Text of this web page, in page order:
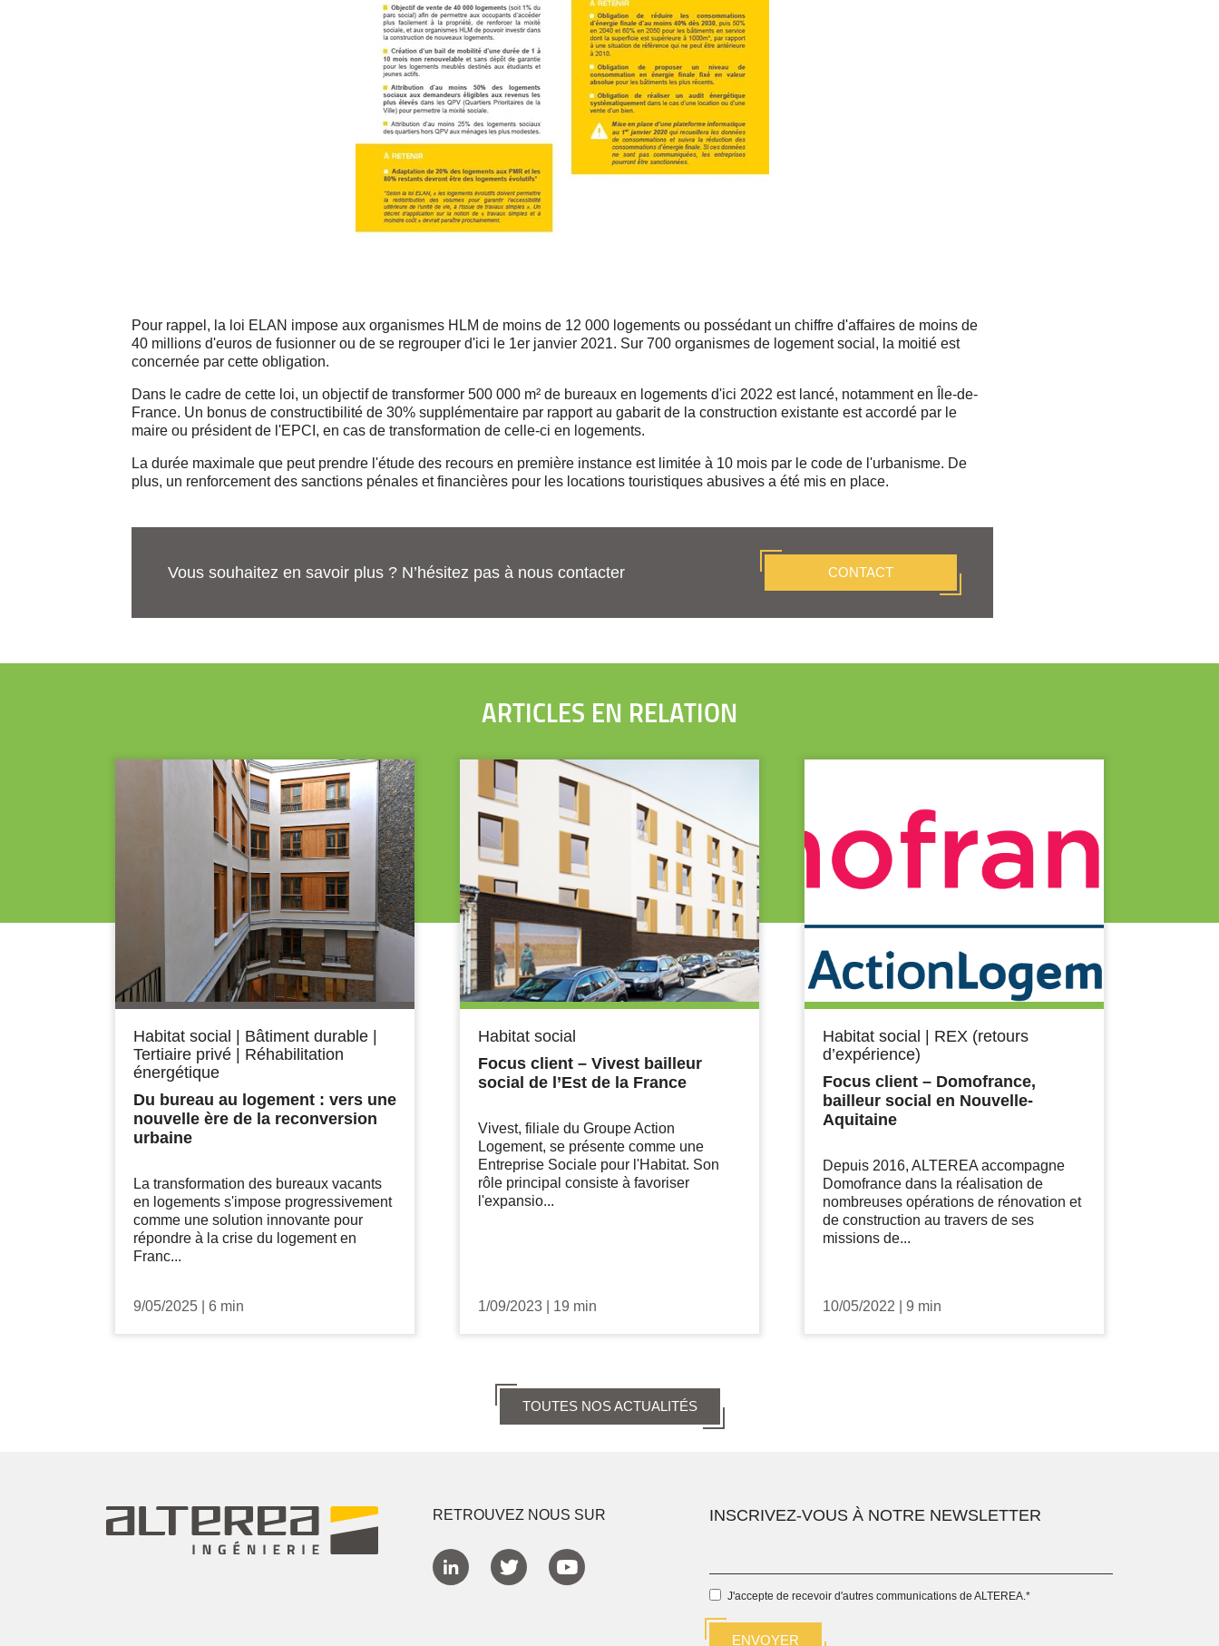
Pour rappel, la loi ELAN impose aux organismes HLM de moins de 12 000 logements ou possédant un chiffre d'affaires de moins de
40 millions d'euros de fusionner ou de se regrouper d'ici le 1er janvier 2021. Sur 700 organismes de logement social, la moitié est
concernée par cette obligation.
Dans le cadre de cette loi, un objectif de transformer 500 000 m² de bureaux en logements d'ici 2022 est lancé, notamment en Île-de-
France. Un bonus de constructibilité de 30% supplémentaire par rapport au gabarit de la construction existante est accordé par le
maire ou président de l'EPCI, en cas de transformation de celle-ci en logements.
La durée maximale que peut prendre l'étude des recours en première instance est limitée à 10 mois par le code de l'urbanisme. De
plus, un renforcement des sanctions pénales et financières pour les locations touristiques abusives a été mis en place.
Vous souhaitez en savoir plus ? N’hésitez pas à nous contacter CONTACT
ARTICLES EN RELATION
Habitat social Bâtiment durable
Tertiaire privé
Réhabilitation
énergétique
Du bureau au logement : vers une
nouvelle ère de la reconversion
urbaine
La transformation des bureaux vacants
en logements s'impose progressivement
comme une solution innovante pour
répondre à la crise du logement en
Franc...
9/05/2025 6 min
Habitat social
Focus client – Vivest bailleur
social de l’Est de la France
Vivest, filiale du Groupe Action
Logement, se présente comme une
Entreprise Sociale pour l'Habitat. Son
rôle principal consiste à favoriser
l'expansio...
1/09/2023 19 min
Habitat social
REX (retours
d’expérience)
Focus client – Domofrance,
bailleur social en Nouvelle-
Aquitaine
Depuis 2016, ALTEREA accompagne
Domofrance dans la réalisation de
nombreuses opérations de rénovation et
de construction au travers de ses
missions de...
10/05/2022 9 min
TOUTES NOS ACTUALITÉS
RETROUVEZ NOUS SUR INSCRIVEZ-VOUS À NOTRE NEWSLETTER
J'accepte de recevoir d'autres communications de ALTEREA.*